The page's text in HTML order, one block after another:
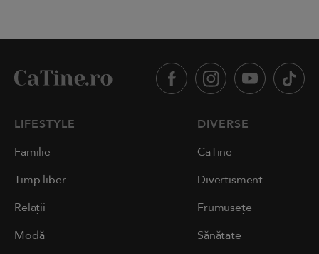
LIFESTYLE
Familie
Timp liber
Relații
Modă
DIVERSE
CaTine
Divertisment
Frumusețe
Sănătate